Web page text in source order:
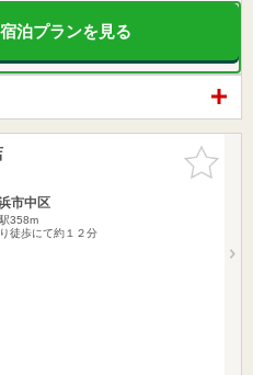
泊プランを見る
お気に入
りに追加
市中区
358m
徒歩にて約１２分